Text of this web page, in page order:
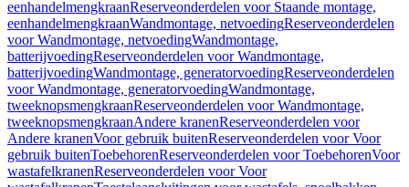
eenhandelmengkraanReserveonderdelen voor Staande montage,
eenhandelmengkraanWandmontage, netvoedingReserveonderdelen
voor Wandmontage, netvoedingWandmontage,
batterijvoedingReserveonderdelen voor Wandmontage,
batterijvoedingWandmontage, generatorvoedingReserveonderdelen
voor Wandmontage, generatorvoedingWandmontage,
tweeknopsmengkraanReserveonderdelen voor Wandmontage,
tweeknopsmengkraanAndere kranenReserveonderdelen voor
Andere kranenVoor gebruik buitenReserveonderdelen voor Voor
gebruik buitenToebehorenReserveonderdelen voor ToebehorenVoor
wastafelkranenReserveonderdelen voor Voor